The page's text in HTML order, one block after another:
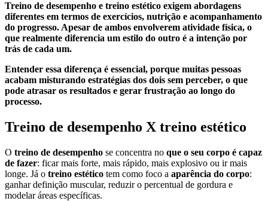
Treino de desempenho e treino estético exigem abordagens
diferentes em termos de exercícios, nutrição e acompanhamento
do progresso. Apesar de ambos envolverem atividade física, o
que realmente diferencia um estilo do outro é a intenção por
trás de cada um.
Entender essa diferença é essencial, porque muitas pessoas
acabam misturando estratégias dos dois sem perceber, o que
pode atrasar os resultados e gerar frustração ao longo do
processo.
Treino de desempenho X treino estético
O treino de desempenho se concentra no que o seu corpo é capaz
de fazer: ficar mais forte, mais rápido, mais explosivo ou ir mais
longe. Já o treino estético tem como foco a aparência do corpo:
ganhar definição muscular, reduzir o percentual de gordura e
modelar áreas específicas.